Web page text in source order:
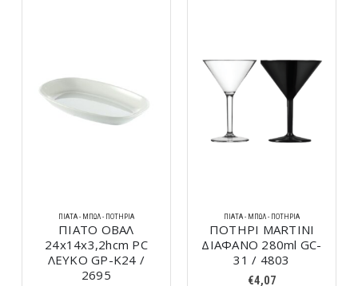
ΠΙΆΤΑ - ΜΠΩΛ - ΠΟΤΉΡΙΑ
ΠΙΑΤΟ ΟΒΑΛ
24x14x3,2hcm PC
ΛΕΥΚΟ GP-K24 /
2695
ΠΙΆΤΑ - ΜΠΩΛ - ΠΟΤΉΡΙΑ
ΠΟΤΗΡΙ MARTINI
ΔΙΑΦΑΝΟ 280ml GC-
31 / 4803
€4,07